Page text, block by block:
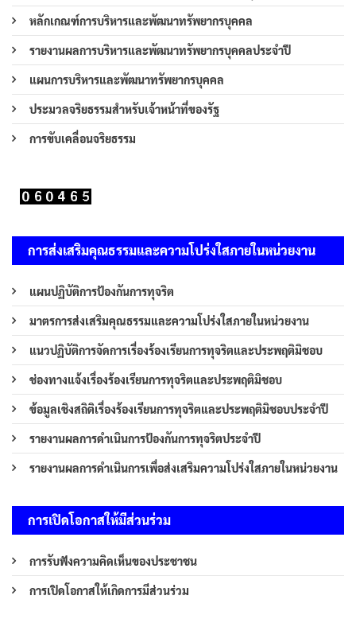
หลักเกณฑ์การบริหารและพัฒนาทรัพยากรบุคคล
รายงานผลการบริหารและพัฒนาทรัพยากรบุคคลประจำปี
แผนการบริหารและพัฒนาทรัพยากรบุคคล
ประมวลจริยธรรมสำหรับเจ้าหน้าที่ของรัฐ
การขับเคลื่อนจริยธรรม
การส่งเสริมคุณธรรมและความโปร่งใสภายในหน่วยงาน
แผนปฏิบัติการป้องกันการทุจริต
มาตรการส่งเสริมคุณธรรมและความโปร่งใสภายในหน่วยงาน
แนวปฏิบัติการจัดการเรื่องร้องเรียนการทุจริตและประพฤติมิชอบ
ช่องทางแจ้งเรื่องร้องเรียนการทุจริตและประพฤติมิชอบ
ข้อมูลเชิงสถิติเรื่องร้องเรียนการทุจริตและประพฤติมิชอบประจำปี
รายงานผลการดำเนินการป้องกันการทุจริตประจำปี
รายงานผลการดำเนินการเพื่อส่งเสริมความโปร่งใสภายในหน่วยงาน
การเปิดโอกาสให้มีส่วนร่วม
การรับฟังความคิดเห็นของประชาชน
การเปิดโอกาสให้เกิดการมีส่วนร่วม